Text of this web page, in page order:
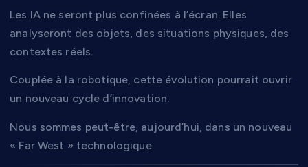
Les IA ne seront plus confinées à l’écran. Elles
analyseront des objets, des situations physiques, des
contextes réels.
Couplée à la robotique, cette évolution pourrait ouvrir
un nouveau cycle d’innovation.
Nous sommes peut-être, aujourd’hui, dans un nouveau
« Far West » technologique.